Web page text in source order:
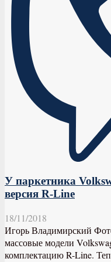
У паркетника
версия R-Line
18/11/2018
Игорь Владимирский
массовые модели
комплектацию R-Line.